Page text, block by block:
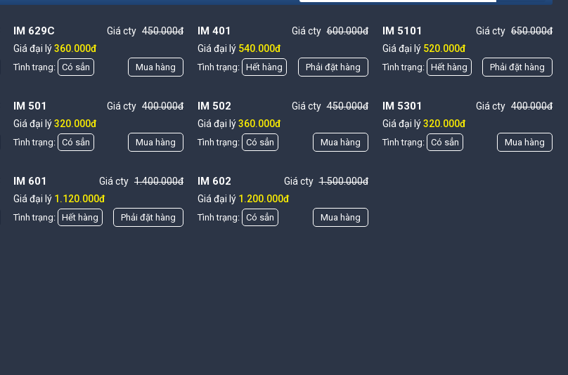
IM 629C Giá cty 450.000đ
Giá đại lý360.000đ
Tình trạng: Có sẳn Mua hàng
IM 401 Giá cty 600.000đ
Giá đại lý 540.000đ
Tình trạng: Hết hàng Phải đặt hàng
IM 5101 Giá cty 650.000đ
Giá đại lý 520.000đ
Tình trạng: Hết hàng Phải đặt hàng
IM 501 Giá cty 400.000đ
Giá đại lý320.000đ
Tình trạng: Có sẳn Mua hàng
IM 502 Giá cty 450.000đ
Giá đại lý360.000đ
Tình trạng: Có sẳn Mua hàng
IM 5301 Giá cty 400.000đ
Giá đại lý320.000đ
Tình trạng: Có sẳn Mua hàng
IM 601 Giá cty 1.400.000đ
Giá đại lý 1.120.000đ
Tình trạng: Hết hàng Phải đặt hàng
IM 602 Giá cty 1.500.000đ
Giá đại lý 1.200.000đ
Tình trạng: Có sẳn Mua hàng